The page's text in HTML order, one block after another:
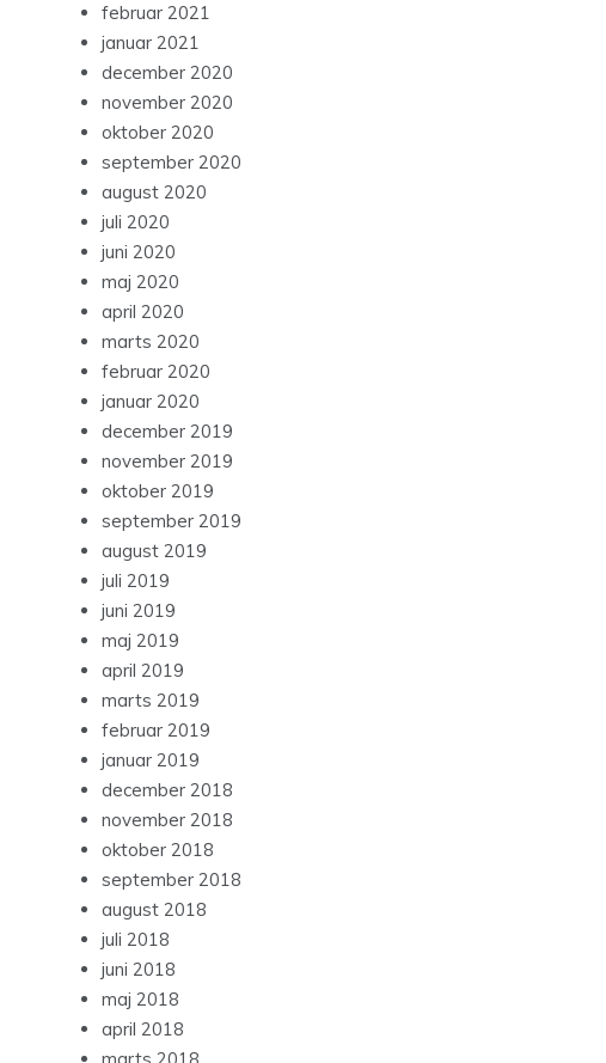
februar 2021
januar 2021
december 2020
november 2020
oktober 2020
september 2020
august 2020
juli 2020
juni 2020
maj 2020
april 2020
marts 2020
februar 2020
januar 2020
december 2019
november 2019
oktober 2019
september 2019
august 2019
juli 2019
juni 2019
maj 2019
april 2019
marts 2019
februar 2019
januar 2019
december 2018
november 2018
oktober 2018
september 2018
august 2018
juli 2018
juni 2018
maj 2018
april 2018